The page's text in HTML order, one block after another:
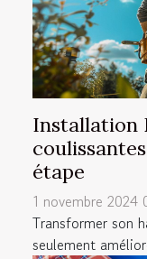
Installation
étape
1 novembre 2024
Transformer son
seulement